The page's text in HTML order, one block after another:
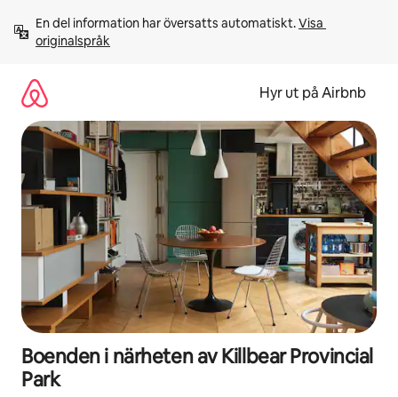
innehåll
En del information har översatts automatiskt. Visa
originalspråk
Hyr ut på Airbnb
Boenden i närheten av Killbear Provincial
Park